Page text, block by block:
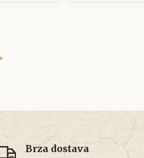
Brza dostava